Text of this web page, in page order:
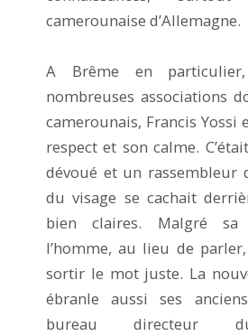
camerounaise d’Allemagne.
A Brême en
nombreuses associations
camerounais, Francis Yossi
respect et son calme.
dévoué et un rassembleur
du visage se cachait
bien claires. Malgré sa
l’homme, au lieu de
sortir le mot juste. La
ébranle aussi ses
bureau directeur